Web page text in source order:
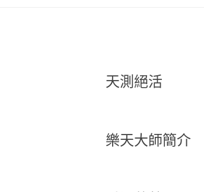
天測絕活
樂天大師簡介